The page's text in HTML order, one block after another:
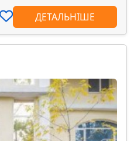
ДЕТАЛЬНІШЕ